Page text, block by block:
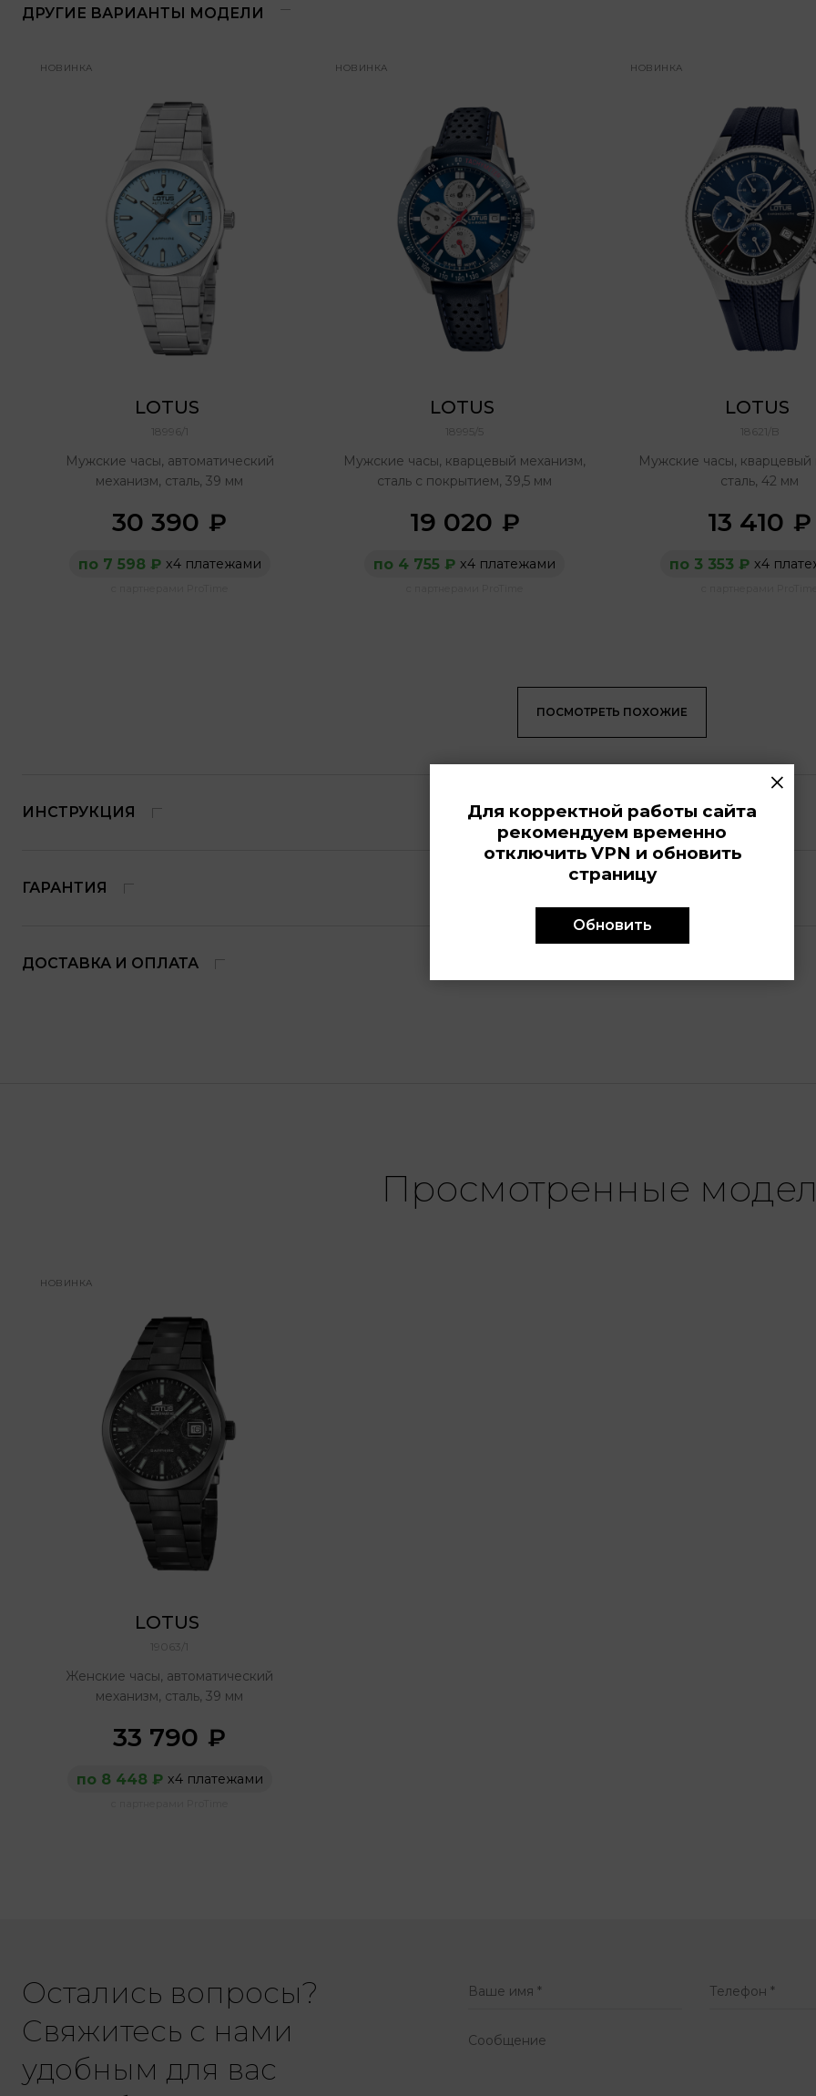
ДРУГИЕ ВАРИАНТЫ МОДЕЛИ
НОВИНКА
LOTUS
18996/1
Мужские часы, автоматический
механизм, сталь, 39 мм
30 390 ₽
по 7 598 ₽ х4 платежами
НОВИНКА
LOTUS
18995/5
Мужские часы, кварцевый механизм,
сталь с покрытием, 39,5 мм
19 020 ₽
по 4 755 ₽ х4 платежами
НОВИНКА
LOTUS
18621/B
Мужские часы, кварцевый
сталь, 42 мм
13 410 ₽
по 3 353 ₽ х4
ПОСМОТРЕТЬ ПОХОЖИЕ
ИНСТРУКЦИЯ
ГАРАНТИЯ
ДОСТАВКА И ОПЛАТА
Просмотренные
НОВИНКА
LOTUS
19063/1
Женские часы, автоматический
механизм, сталь, 39 мм
33 790 ₽
по 8 448 ₽ х4 платежами
Остались вопросы?
Свяжитесь с нами
удобным для вас
×
Для корректной работы сайта
рекомендуем временно
отключить VPN и обновить
страницу
Обновить